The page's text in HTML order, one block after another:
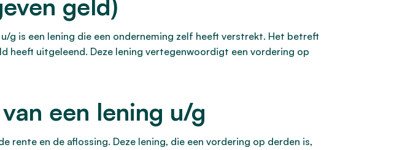
geld)
u/g is een lening die een onderneming zelf heeft verstrekt. Het betreft
heeft uitgeleend. Deze lening vertegenwoordigt een vordering op
een lening u/g
rente en de aflossing. Deze lening, die een vordering op derden is,